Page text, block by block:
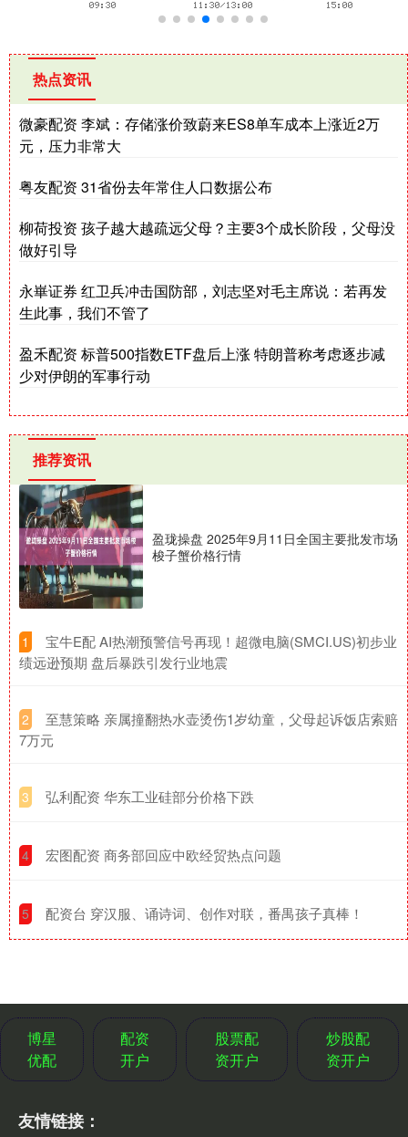
热点资讯
微豪配资 李斌：存储涨价致蔚来ES8单车成本上涨近2万
元，压力非常大
粤友配资 31省份去年常住人口数据公布
柳荷投资 孩子越大越疏远父母？主要3个成长阶段，父母没
做好引导
永崋证券 红卫兵冲击国防部，刘志坚对毛主席说：若再发
生此事，我们不管了
盈禾配资 标普500指数ETF盘后上涨 特朗普称考虑逐步减
少对伊朗的军事行动
推荐资讯
盈珑操盘 2025年9月11日全国主要批发市场
梭子蟹价格行情
1
​宝牛E配 AI热潮预警信号再现！超微电脑(SMCI.US)初步业
绩远逊预期 盘后暴跌引发行业地震
2
​至慧策略 亲属撞翻热水壶烫伤1岁幼童，父母起诉饭店索赔
7万元
3 ​弘利配资 华东工业硅部分价格下跌
4 ​宏图配资 商务部回应中欧经贸热点问题
5 ​配资台 穿汉服、诵诗词、创作对联，番禺孩子真棒！
博星
优配
配资
开户
股票配
资开户
炒股配
资开户
友情链接：